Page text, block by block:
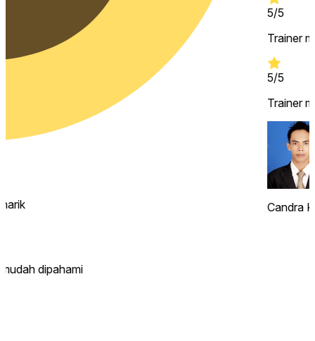
Trainer menyampaikan materi dengan metode yang menarik
Trainer menyampaikan materi dengan sangat jelas dan